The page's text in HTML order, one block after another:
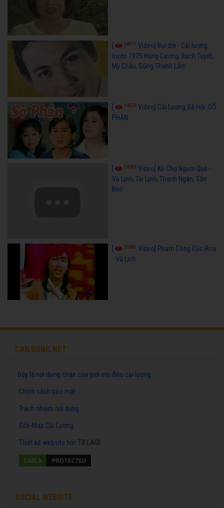
36013 Video] Bụi đời - Cải lương
trước 1975 Hùng Cường, Bạch Tuyết,
Mỹ Châu, Dũng Thanh Lâm
34576 Video] Cải Lương Xã Hội: SỐ
PHẬN
24584 Video] Kẻ Chợ Người Quê -
Vũ Linh, Tài Linh, Thanh Ngân, Tấn
Beo
23600 Video] Phạm Công Cúc Hoa
- Vũ Linh
CAILUONG.NET
Đây là nơi dừng chân của giới mộ điệu cải lương
Chính sách bảo mật
Trách nhiệm nội dung
Site-Map Cải Lương
Thiết kế website bởi: TX LAGI
SOCIAL WEBSITE